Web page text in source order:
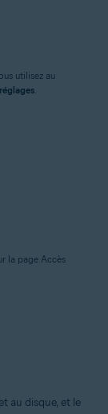
utilisez au
.
la page Accès
au disque, et le